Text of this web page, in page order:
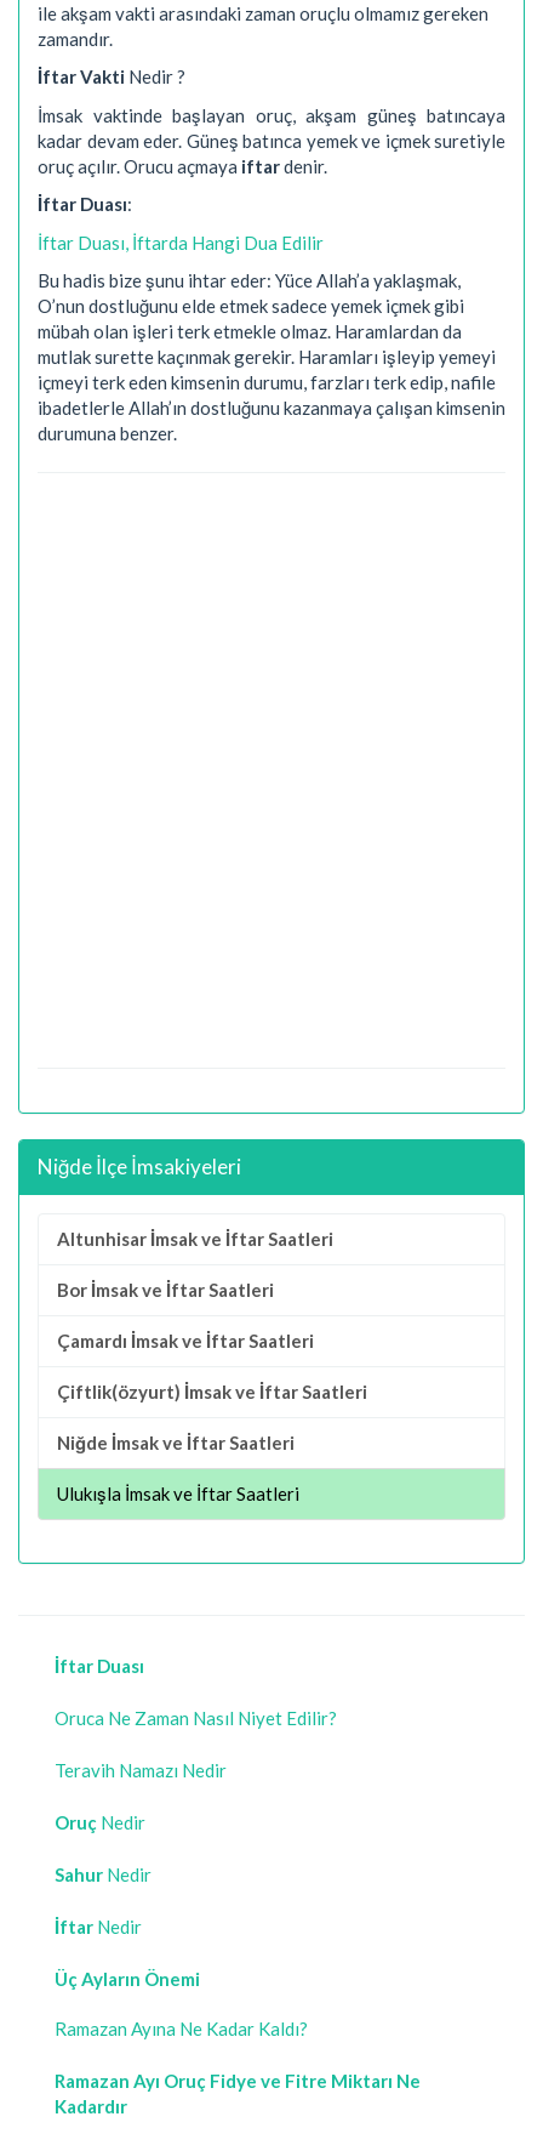
ile akşam vakti arasındaki zaman oruçlu olmamız gereken
zamandır.
İftar Vakti Nedir ?
İmsak vaktinde başlayan oruç, akşam güneş batıncaya
kadar devam eder. Güneş batınca yemek ve içmek suretiyle
oruç açılır. Orucu açmaya iftardenir.
İftar Duası:
İftar Duası, İftarda Hangi Dua Edilir
Bu hadis bize şunu ihtar eder: Yüce Allah’a yaklaşmak,
O’nun dostluğunu elde etmek sadece yemek içmek gibi
mübah olan işleri terk etmekle olmaz. Haramlardan da
mutlak surette kaçınmak gerekir. Haramları işleyip yemeyi
içmeyi terk eden kimsenin durumu, farzları terk edip, nafile
ibadetlerle Allah’ın dostluğunu kazanmaya çalışan kimsenin
durumuna benzer.
Niğde İlçe İmsakiyeleri
Altunhisar İmsak ve İftar Saatleri
Bor İmsak ve İftar Saatleri
Çamardı İmsak ve İftar Saatleri
Çiftlik(özyurt) İmsak ve İftar Saatleri
Niğde İmsak ve İftar Saatleri
Ulukışla İmsak ve İftar Saatleri
İftar Duası
Oruca Ne Zaman Nasıl Niyet Edilir?
Teravih Namazı Nedir
Oruç Nedir
Sahur Nedir
İftar Nedir
Üç Ayların Önemi
Ramazan Ayına Ne Kadar Kaldı?
Ramazan Ayı Oruç Fidye ve Fitre Miktarı Ne
Kadardır